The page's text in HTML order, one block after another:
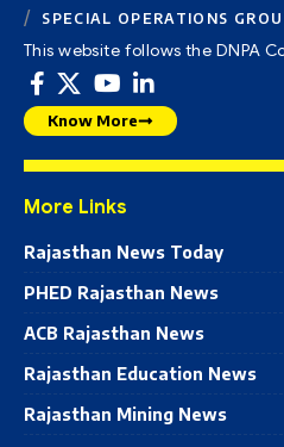
SPECIAL OPERATIONS
This website follows the DNPA
Know More
More Links
Rajasthan News Today
PHED Rajasthan News
ACB Rajasthan News
Rajasthan Education News
Rajasthan Mining News